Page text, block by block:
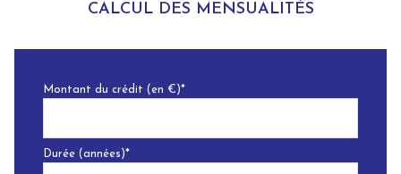
CALCUL DES MENSUALITÉS
Montant du crédit (en €)*
Durée (années)*